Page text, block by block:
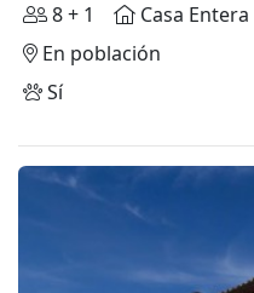
8 + 1
Casa Entera
En población
Sí